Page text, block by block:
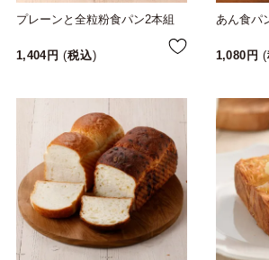
プレーンと全粒粉食パン2本組
1,404 税込
あん食パ
1,080